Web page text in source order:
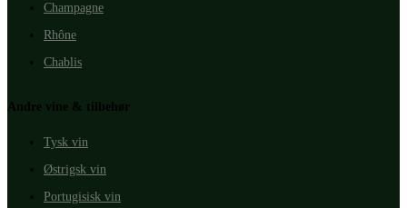
Champagne
Rhône
Chablis
Andre vine & tilbehør
Tysk vin
Østrigsk vin
Portugisisk vin